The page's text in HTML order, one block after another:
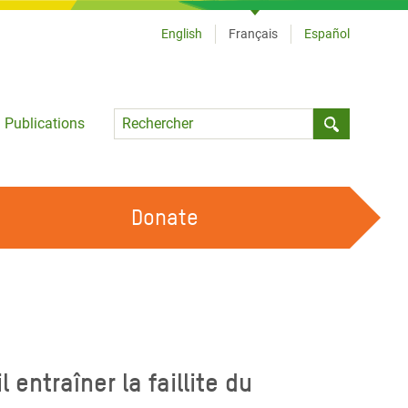
Publications
Language
English Français Español
Donate
entraîner la faillite du